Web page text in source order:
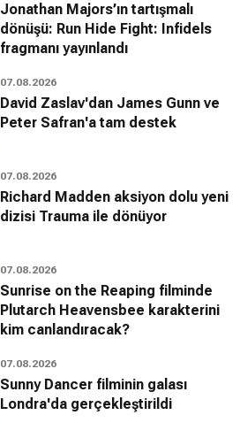
Jonathan Majors’ın tartışmalı
dönüşü: Run Hide Fight: Infidels
fragmanı yayınlandı
07.08.2026
David Zaslav'dan James Gunn ve
Peter Safran'a tam destek
07.08.2026
Richard Madden aksiyon dolu yeni
dizisi Trauma ile dönüyor
07.08.2026
Sunrise on the Reaping filminde
Plutarch Heavensbee karakterini
kim canlandıracak?
07.08.2026
Sunny Dancer filminin galası
Londra'da gerçekleştirildi